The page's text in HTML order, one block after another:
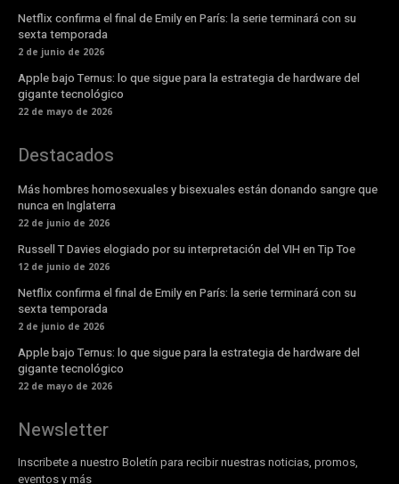
Netflix confirma el final de Emily en París: la serie terminará con su
sexta temporada
2 de junio de 2026
Apple bajo Ternus: lo que sigue para la estrategia de hardware del
gigante tecnológico
22 de mayo de 2026
Destacados
Más hombres homosexuales y bisexuales están donando sangre que
nunca en Inglaterra
22 de junio de 2026
Russell T Davies elogiado por su interpretación del VIH en Tip Toe
12 de junio de 2026
Netflix confirma el final de Emily en París: la serie terminará con su
sexta temporada
2 de junio de 2026
Apple bajo Ternus: lo que sigue para la estrategia de hardware del
gigante tecnológico
22 de mayo de 2026
Newsletter
Inscribete a nuestro Boletín para recibir nuestras noticias, promos,
eventos y más